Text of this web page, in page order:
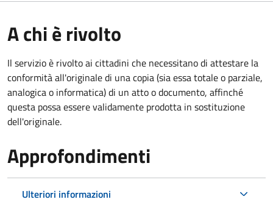
A chi è rivolto
Il servizio è rivolto ai cittadini che necessitano di attestare la
conformità all'originale di una copia (sia essa totale o parziale,
analogica o informatica) di un atto o documento, affinché
questa possa essere validamente prodotta in sostituzione
dell'originale.
Approfondimenti
Ulteriori informazioni